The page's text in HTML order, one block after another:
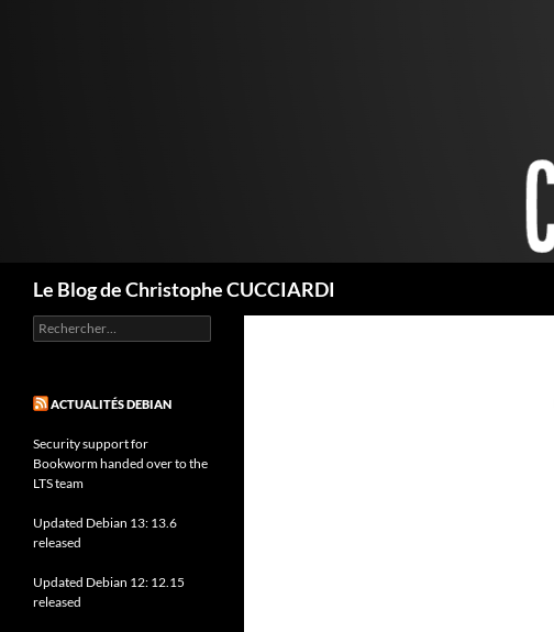
Le Blog de Christophe CUCCIARDI
Rechercher :
ACTUALITÉS DEBIAN
Security support for
Bookworm handed over to the
LTS team
Updated Debian 13: 13.6
released
Updated Debian 12: 12.15
released